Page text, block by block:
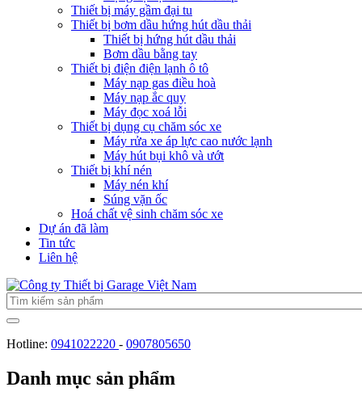
Thiết bị máy gầm đại tu
Thiết bị bơm dầu hứng hút dầu thải
Thiết bị hứng hút dầu thải
Bơm dầu bằng tay
Thiết bị điện điện lạnh ô tô
Máy nạp gas điều hoà
Máy nạp ắc quy
Máy đọc xoá lỗi
Thiết bị dụng cụ chăm sóc xe
Máy rửa xe áp lực cao nước lạnh
Máy hút bụi khô và ướt
Thiết bị khí nén
Máy nén khí
Súng vặn ốc
Hoá chất vệ sinh chăm sóc xe
Dự án đã làm
Tin tức
Liên hệ
Hotline: 0941022220 - 0907805650
Danh mục sản phẩm